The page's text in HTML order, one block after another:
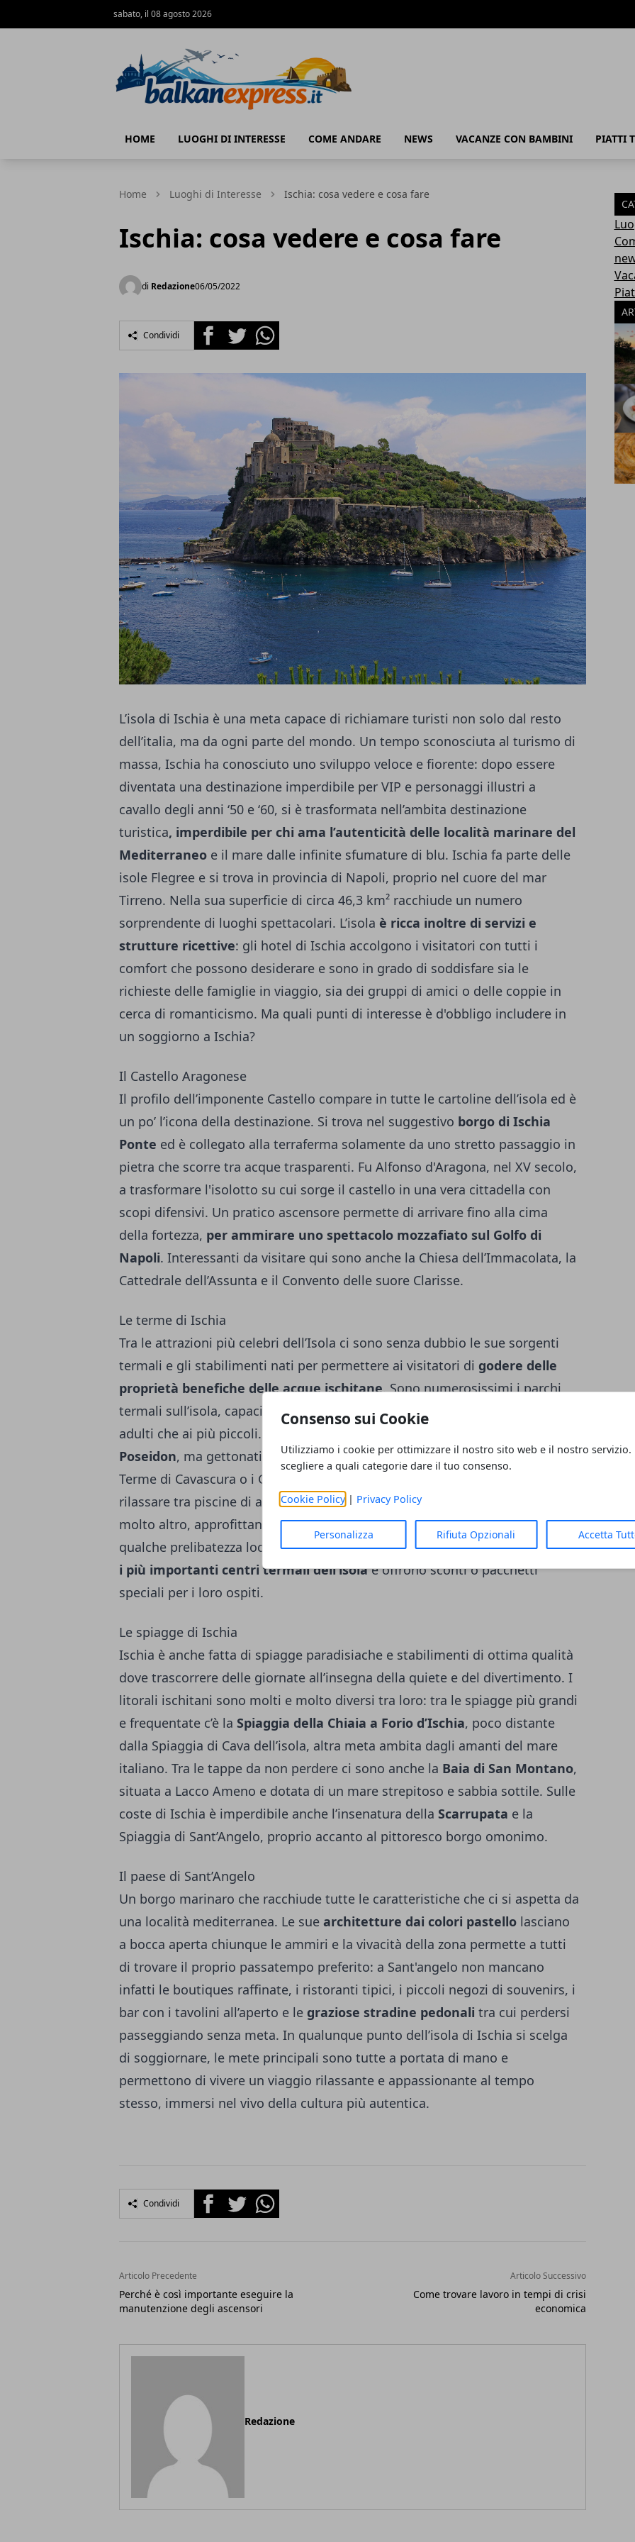
Consenso sui Cookie
Utilizziamo i cookie per ottimizzare il nostro sito web e il nostro servizio.
scegliere a quali categorie dare il tuo consenso.
Cookie Policy| Privacy Policy
Personalizza Rifiuta Opzionali Accetta
sabato, il 08 agosto 2026
HOME LUOGHI DI INTERESSE COME ANDARE NEWS VACANZE CON BAMBINI PIATTI
Home Luoghi di Interesse Ischia: cosa vedere e cosa fare
Ischia: cosa vedere e cosa fare
di Redazione06/05/2022
Condividi FacebookTwitterWhatsapp
L’isola di Ischia è una meta capace di richiamare turisti non solo dal resto
dell’italia, ma da ogni parte del mondo. Un tempo sconosciuta al turismo di
massa, Ischia ha conosciuto uno sviluppo veloce e fiorente: dopo essere
diventata una destinazione imperdibile per VIP e personaggi illustri a
cavallo degli anni ‘50 e ‘60, si è trasformata nell’ambita destinazione
turistica, imperdibile per chi ama l’autenticità delle località marinare del
Mediterraneo e il mare dalle infinite sfumature di blu. Ischia fa parte delle
isole Flegree e si trova in provincia di Napoli, proprio nel cuore del mar
Tirreno. Nella sua superficie di circa 46,3 km² racchiude un numero
sorprendente di luoghi spettacolari. L’isola è ricca inoltre di servizi e
strutture ricettive: gli hotel di Ischia accolgono i visitatori con tutti i
comfort che possono desiderare e sono in grado di soddisfare sia le
richieste delle famiglie in viaggio, sia dei gruppi di amici o delle coppie in
cerca di romanticismo. Ma quali punti di interesse è d'obbligo includere in
un soggiorno a Ischia?
Il Castello Aragonese
Il profilo dell’imponente Castello compare in tutte le cartoline dell’isola ed è
un po’ l’icona della destinazione. Si trova nel suggestivo borgo di Ischia
Ponte ed è collegato alla terraferma solamente da uno stretto passaggio in
pietra che scorre tra acque trasparenti. Fu Alfonso d'Aragona, nel XV secolo,
a trasformare l'isolotto su cui sorge il castello in una vera cittadella con
scopi difensivi. Un pratico ascensore permette di arrivare fino alla cima
della fortezza, per ammirare uno spettacolo mozzafiato sul Golfo di
Napoli. Interessanti da visitare qui sono anche la Chiesa dell’Immacolata, la
Cattedrale dell’Assunta e il Convento delle suore Clarisse.
Le terme di Ischia
Tra le attrazioni più celebri dell’Isola ci sono senza dubbio le sue sorgenti
termali e gli stabilimenti nati per permettere ai visitatori di godere delle
proprietà benefiche delle acque ischitane. Sono numerosissimi i parchi
termali sull’isola, capaci di offrire giornate di divertimento e relax sia agli
adulti che ai più piccoli. Tra i più i più conosciuti di sono
Poseidon, ma gettonati sono anche il Negombo, le Terme di Castiglione, le
Terme di Cavascura o i Giardini Termali Aphrodite Apollon. Qui ci si può
rilassare tra piscine di acqua calda, cascate, idromassaggi, percorsi kneipp e
molto altro, approfittando anche di lettini, ombrelloni e locali dove gustare
qualche prelibatezza locale. Molti alberghi di Ischia sonoconvenzionati con
i più importanti centri termali dell’isolae offrono sconti o pacchetti
speciali per i loro ospiti.
Le spiagge di Ischia
Ischia è anche fatta di spiagge paradisiache e stabilimenti di ottima qualità
dove trascorrere delle giornate all’insegna della quiete e del divertimento. I
litorali ischitani sono molti e molto diversi tra loro: tra le spiagge più grandi
e frequentate c’è la Spiaggia della Chiaia a Forio d’Ischia, poco distante
dalla Spiaggia di Cava dell’isola, altra meta ambita dagli amanti del mare
italiano. Tra le tappe da non perdere ci sono anche la Baia di San Montano,
situata a Lacco Ameno e dotata di un mare strepitoso e sabbia sottile. Sulle
coste di Ischia è imperdibile anche l’insenatura della Scarrupata e la
Spiaggia di Sant’Angelo, proprio accanto al pittoresco borgo omonimo.
Il paese di Sant’Angelo
Un borgo marinaro che racchiude tutte le caratteristiche che ci si aspetta da
una località mediterranea. Le sue architetture dai colori pastello lasciano
a bocca aperta chiunque le ammiri e la vivacità della zona permette a tutti
di trovare il proprio passatempo preferito: a Sant'angelo non mancano
infatti le boutiques raffinate, i ristoranti tipici, i piccoli negozi di souvenirs, i
bar con i tavolini all’aperto e le graziose stradine pedonali tra cui perdersi
passeggiando senza meta. In qualunque punto dell’isola di Ischia si scelga
di soggiornare, le mete principali sono tutte a portata di mano e
permettono di vivere un viaggio rilassante e appassionante al tempo
stesso, immersi nel vivo della cultura più autentica.
Condividi FacebookTwitterWhatsapp
Articolo Precedente
Perché è così importante eseguire la
manutenzione degli ascensori
Articolo Successivo
Come trovare lavoro in tempi di crisi
economica
Redazione